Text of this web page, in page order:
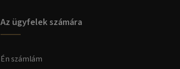
Az ügyfelek számára
Én számlám